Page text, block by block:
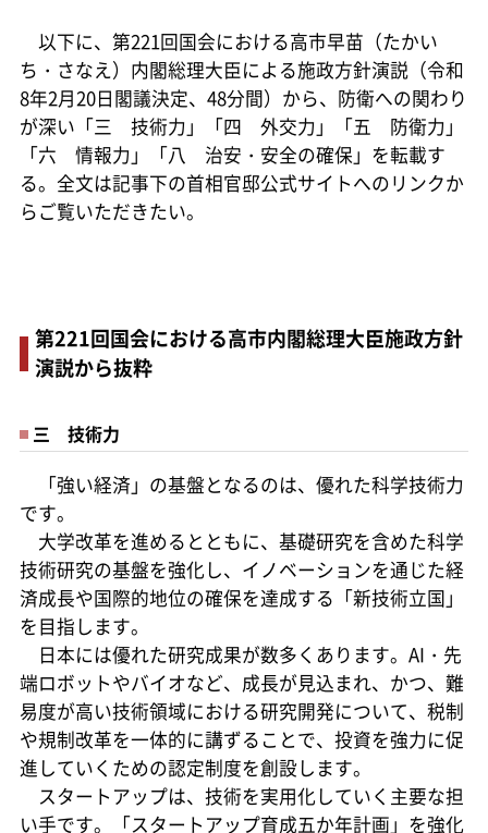
以下に、第221回国会における高市早苗（たかい
ち・さなえ）内閣総理大臣による施政方針演説（令和
8年2月20日閣議決定、48分間）から、防衛への関わり
が深い「三 技術力」「四 外交力」「五 防衛力」
「六 情報力」「八 治安・安全の確保」を転載す
る。全文は記事下の首相官邸公式サイトへのリンクか
らご覧いただきたい。
第221回国会における高市内閣総理大臣施政方針
演説から抜粋
三 技術力
「強い経済」の基盤となるのは、優れた科学技術力
です。
大学改革を進めるとともに、基礎研究を含めた科学
技術研究の基盤を強化し、イノベーションを通じた経
済成長や国際的地位の確保を達成する「新技術立国」
を目指します。
日本には優れた研究成果が数多くあります。AI・先
端ロボットやバイオなど、成長が見込まれ、かつ、難
易度が高い技術領域における研究開発について、税制
や規制改革を一体的に講ずることで、投資を強力に促
進していくための認定制度を創設します。
スタートアップは、技術を実用化していく主要な担
い手です。「スタートアップ育成五か年計画」を強化